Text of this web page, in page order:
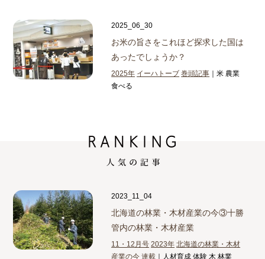
2025_06_30
お米の旨さをこれほど探求した国は
あったでしょうか？
2025年 イーハトーブ 巻頭記事 ｜米 農業
食べる
2023_11_04
北海道の林業・木材産業の今③十勝
管内の林業・木材産業
11・12月号 2023年 北海道の林業・木材
産業の今 連載 ｜人材育成 体験 木 林業